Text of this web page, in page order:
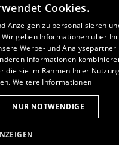
Cookies.
Anzeigen zu personalisieren
geben Informationen über
Werbe- und Analysepartner
Informationen
die sie im Rahmen Ihrer
Weitere Informationen
NUR NOTWENDIGE